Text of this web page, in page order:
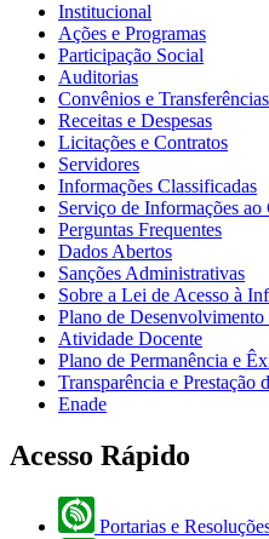
Institucional
Ações e Programas
Participação Social
Auditorias
Convênios e Transferências
Receitas e Despesas
Licitações e Contratos
Servidores
Informações Classificadas
Serviço de Informações
Perguntas Frequentes
Dados Abertos
Sanções Administrativas
Sobre a Lei de Acesso à
Plano de
Atividade Docente
Plano de Permanência e
Transparência e Prestação
Enade
Acesso Rápido
Portarias e